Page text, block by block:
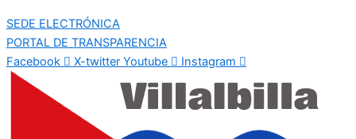
SEDE ELECTRÓNICA
PORTAL DE TRANSPARENCIA
Facebook
X-twitter Youtube Instagram